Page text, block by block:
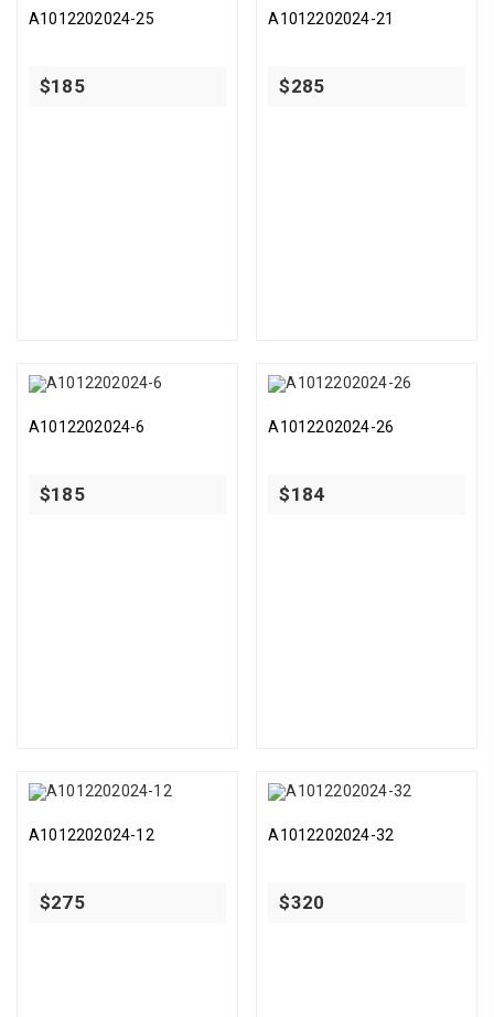
A1012202024-25
$185
A1012202024-21
$285
A1012202024-6
$185
A1012202024-26
$184
A1012202024-12
$275
A1012202024-32
$320